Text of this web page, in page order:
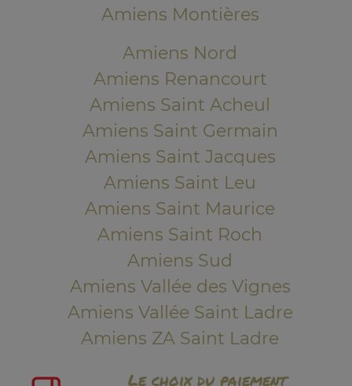
Amiens Montières
Amiens Nord
Amiens Renancourt
Amiens Saint Acheul
Amiens Saint Germain
Amiens Saint Jacques
Amiens Saint Leu
Amiens Saint Maurice
Amiens Saint Roch
Amiens Sud
Amiens Vallée des Vignes
Amiens Vallée Saint Ladre
Amiens ZA Saint Ladre
Le choix du paiement